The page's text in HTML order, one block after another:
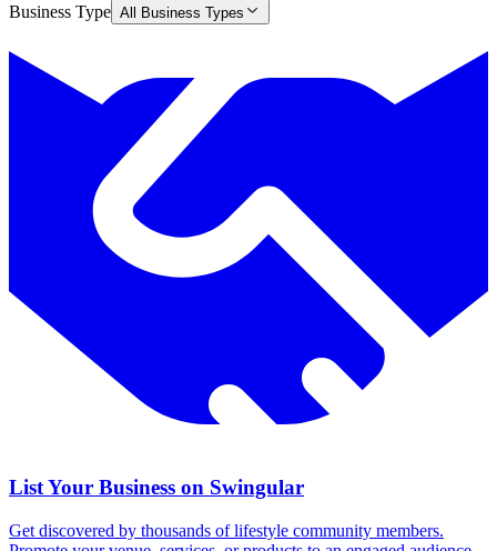
Business Type All Business Types
List Your Business on Swingular
Get discovered by thousands of lifestyle community members.